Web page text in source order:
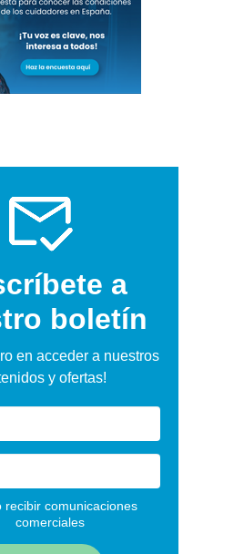
a
boletín
en acceder a nuestros
y ofertas!
recibir comunicaciones
comerciales